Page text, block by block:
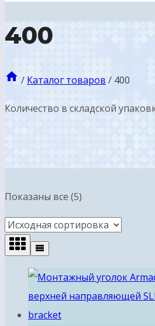
400
/ Каталог товаров / 400
Количество в складской
Показаны все (5)